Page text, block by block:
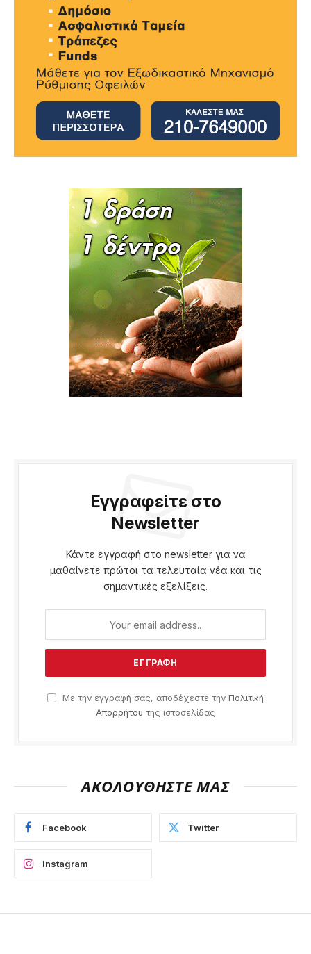
Εγγραφείτε στο
Newsletter
Κάντε εγγραφή στο newsletter για να
μαθαίνετε πρώτοι τα τελευταία νέα και τις
σημαντικές εξελίξεις.
Με την εγγραφή σας, αποδέχεστε την Πολιτική
Απορρήτου της ιστοσελίδας
ΑΚΟΛΟΥΘΗΣΤΕ ΜΑΣ
Facebook Twitter
Instagram